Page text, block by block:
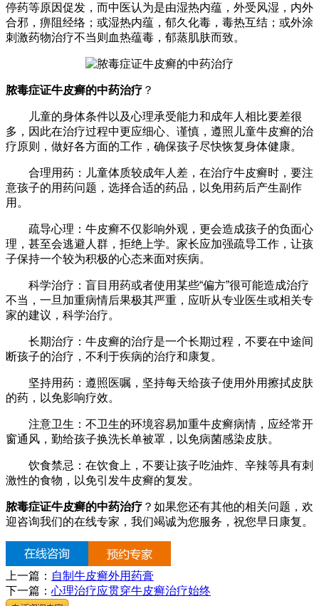
停药等原因促发，而中医认为是由湿热内蕴，外受风湿，内外
合邪，痹阻经络；或湿热内蕴，郁久化毒，毒热互结；或外涂
刺激药物治疗不当则血热蕴毒，郁蒸肌肤而致。
脓毒症证牛皮癣的中药治疗 ？
儿童的身体条件以及心理承受能力和成年人相比要差很
多，因此在治疗过程中更应细心、谨慎，遵照儿童牛皮癣的治
疗原则，做好各方面的工作，确保孩子尽快恢复身体健康。
合理用药：儿童体质较成年人差，在治疗牛皮癣时，要注
意孩子的用药问题，选择合适的药品，以免用药后产生副作
用。
疏导心理：牛皮癣不仅影响外观，更会造成孩子的负面心
理，甚至会逃避人群，拒绝上学。家长应加强疏导工作，让孩
子保持一个较为积极的心态来面对疾病。
科学治疗：盲目用药或者使用某些“偏方”很可能造成治疗
不当，一旦加重病情后果极其严重，应听从专业医生或相关专
家的建议，科学治疗。
长期治疗：牛皮癣的治疗是一个长期过程，不要在中途间
断孩子的治疗，不利于疾病的治疗和康复。
坚持用药：遵照医嘱，坚持每天给孩子使用外用擦拭皮肤
的药，以免影响疗效。
注意卫生：不卫生的环境容易加重牛皮癣病情，应经常开
窗通风，勤给孩子换洗长单被罩，以免病菌感染皮肤。
饮食禁忌：在饮食上，不要让孩子吃油炸、辛辣等具有刺
激性的食物，以免引发牛皮癣的复发。
脓毒症证牛皮癣的中药治疗 ？如果您还有其他的相关问题，欢
迎咨询我们的在线专家，我们竭诚为您服务，祝您早日康复。
上一篇： 自制牛皮癣外用药膏
下一篇： 心理治疗应贯穿牛皮癣治疗始终